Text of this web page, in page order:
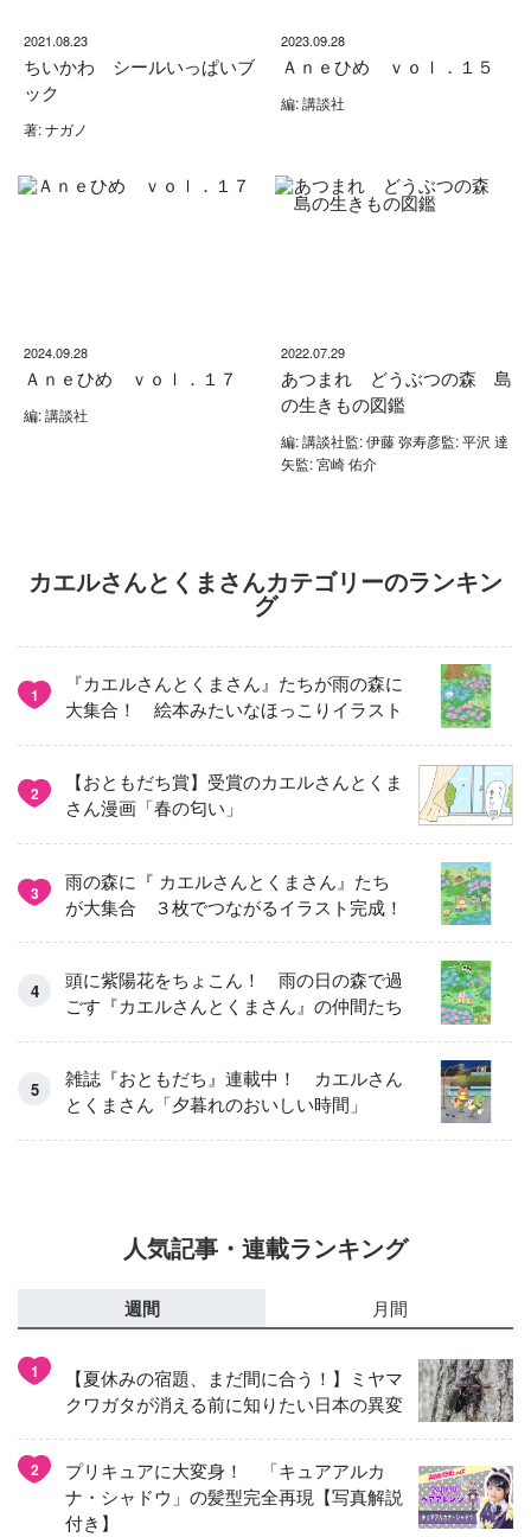
2021.08.23
ちいかわ シールいっぱいブ
ック
著: ナガノ
2023.09.28
Ａｎｅひめ ｖｏｌ．１５
編: 講談社
2024.09.28
Ａｎｅひめ ｖｏｌ．１７
編: 講談社
2022.07.29
あつまれ どうぶつの森 島
の生きもの図鑑
編: 講談社監: 伊藤 弥寿彦監: 平沢 達
矢監: 宮崎 佑介
カエルさんとくまさんカテゴリーのランキン
グ
1
『カエルさんとくまさん』たちが雨の森に
大集合！ 絵本みたいなほっこりイラスト
2
【おともだち賞】受賞のカエルさんとくま
さん漫画「春の匂い」
3
雨の森に『 カエルさんとくまさん』たち
が大集合 ３枚でつながるイラスト完成！
頭に紫陽花をちょこん！ 雨の日の森で過
ごす『カエルさんとくまさん』の仲間たち
雑誌『おともだち』連載中！ カエルさん
とくまさん「夕暮れのおいしい時間」
人気記事・連載ランキング
週間 月間
1
【夏休みの宿題、まだ間に合う！】ミヤマ
クワガタが消える前に知りたい日本の異変
2
プリキュアに大変身！ 「キュアアルカ
ナ・シャドウ」の髪型完全再現【写真解説
付き】